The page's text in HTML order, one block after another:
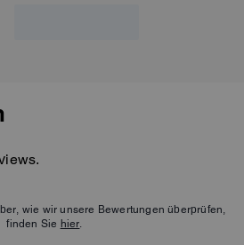
wie wir unsere Bewertungen überprüfen,
finden Sie hier.